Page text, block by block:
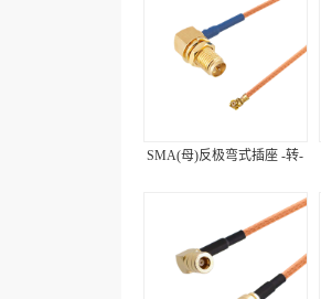
SMA(母)反极弯式插座 -转-